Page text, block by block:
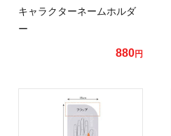
キャラクターネームホルダ
ー
880円